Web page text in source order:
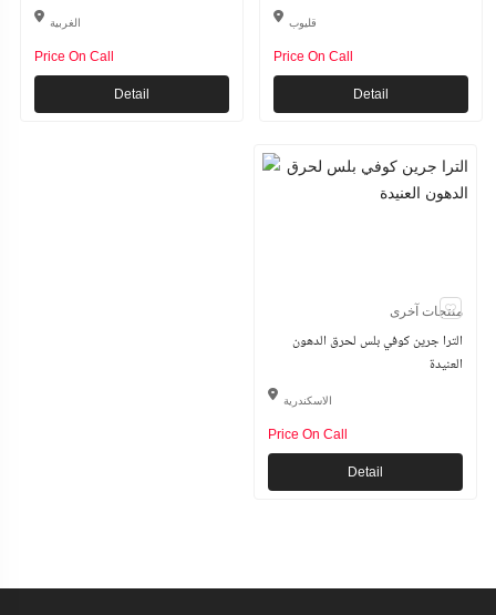
الغربية
Price On Call
Detail
قليوب
Price On Call
Detail
منتجات آخرى
الترا جرين كوفي بلس لحرق الدهون
العنيدة
الاسكندرية
Price On Call
Detail